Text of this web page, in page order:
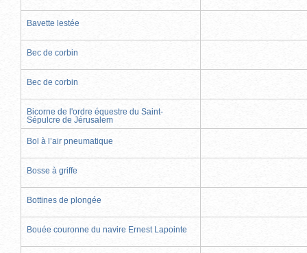
Bavette lestée
Bec de corbin
Bec de corbin
Bicorne de l'ordre équestre du Saint-
Sépulcre de Jérusalem
Bol à l’air pneumatique
Bosse à griffe
Bottines de plongée
Bouée couronne du navire Ernest Lapointe